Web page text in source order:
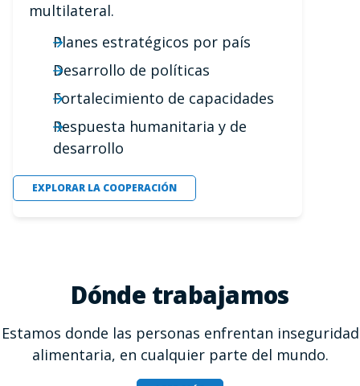
multilateral.
Planes estratégicos por país
Desarrollo de políticas
Fortalecimiento de capacidades
Respuesta humanitaria y de
desarrollo
EXPLORAR LA COOPERACIÓN
Dónde trabajamos
Estamos donde las personas enfrentan inseguridad
alimentaria, en cualquier parte del mundo.